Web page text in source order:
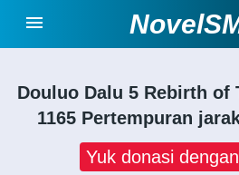
Douluo Dalu 5 Rebirth of
1165 Pertempuran
Yuk donasi